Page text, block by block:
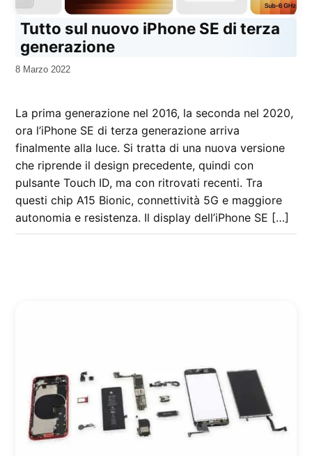
Tutto sul nuovo iPhone SE di terza
generazione
da
8 Marzo 2022
La prima generazione nel 2016, la seconda nel 2020,
ora l’iPhone SE di terza generazione arriva
finalmente alla luce. Si tratta di una nuova versione
che riprende il design precedente, quindi con
pulsante Touch ID, ma con ritrovati recenti. Tra
questi chip A15 Bionic, connettività 5G e maggiore
autonomia e resistenza. Il display dell’iPhone SE […]